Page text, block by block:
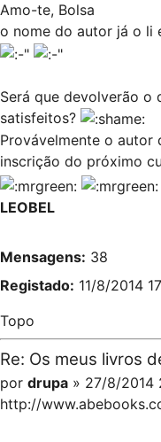
Amo-te, Bolsa
o nome do autor já o li
Será que devolverão o
satisfeitos?
Provávelmente o autor
inscrição do próximo
LEOBEL
Mensagens: 38
Registado: 11/8/2014
Topo
Re: Os meus livros
por drupa » 27/8/2014
http://